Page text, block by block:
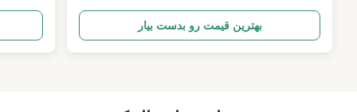
دیگران 2 بارگذاری طراحی 1منطقه بار آنتن به عنوان
مشخص شده توسط مشتریان در سراسر جهان.
2سرعت باد طبق درخواست مشتریان 3. زاویه انحراف
بهترین قیمت رو بدست بیار